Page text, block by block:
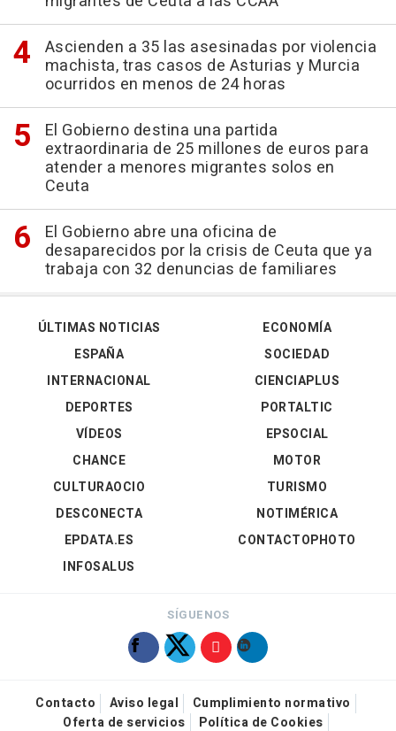
Ascienden a 35 las asesinadas por violencia
machista, tras casos de Asturias y Murcia
ocurridos en menos de 24 horas
El Gobierno destina una partida
extraordinaria de 25 millones de euros para
atender a menores migrantes solos en
Ceuta
El Gobierno abre una oficina de
desaparecidos por la crisis de Ceuta que ya
trabaja con 32 denuncias de familiares
ÚLTIMAS NOTICIAS
ESPAÑA
INTERNACIONAL
DEPORTES
VÍDEOS
ECONOMÍA
SOCIEDAD
CIENCIAPLUS
PORTALTIC
EPSOCIAL
CHANCE
CULTURAOCIO
DESCONECTA
EPDATA.ES
INFOSALUS
MOTOR
TURISMO
NOTIMÉRICA
CONTACTOPHOTO
SÍGUENOS
Contacto Aviso legal
Cumplimiento normativo
Oferta de servicios
Política de Cookies